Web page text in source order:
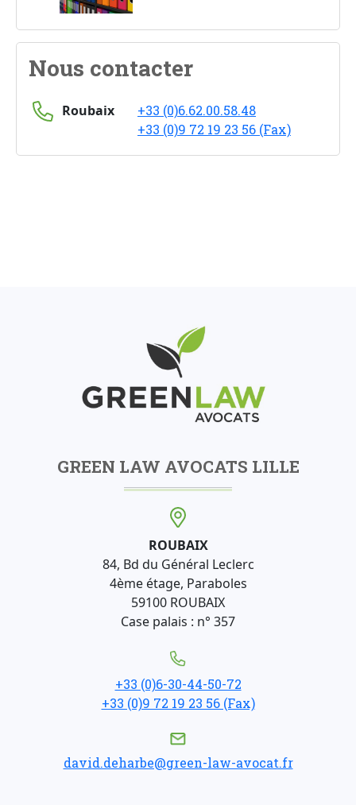
Nous contacter
Roubaix
+33 (0)6.62.00.58.48
+33 (0)9 72 19 23 56 (Fax)
GREEN LAW AVOCATS LILLE
ROUBAIX
84, Bd du Général Leclerc
4ème étage, Paraboles
59100 ROUBAIX
Case palais : n° 357
+33 (0)6-30-44-50-72
+33 (0)9 72 19 23 56 (Fax)
david.deharbe@green-law-avocat.fr